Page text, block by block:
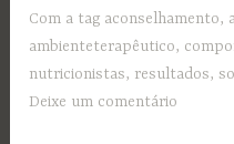
Com a tag aconselhamento,
ambienteterapêutico,
nutricionistas, resultados,
Deixe um comentário